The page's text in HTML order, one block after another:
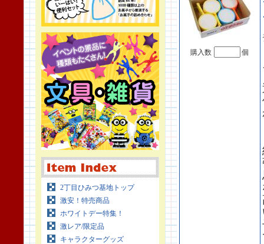
2丁目ひみつ基地トップ
激安！特売商品
ホワイトデー特集！
激レア/限定品
キャラクターグッズ
購入数 個